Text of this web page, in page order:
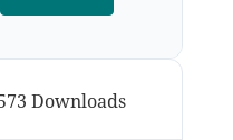
Downloads